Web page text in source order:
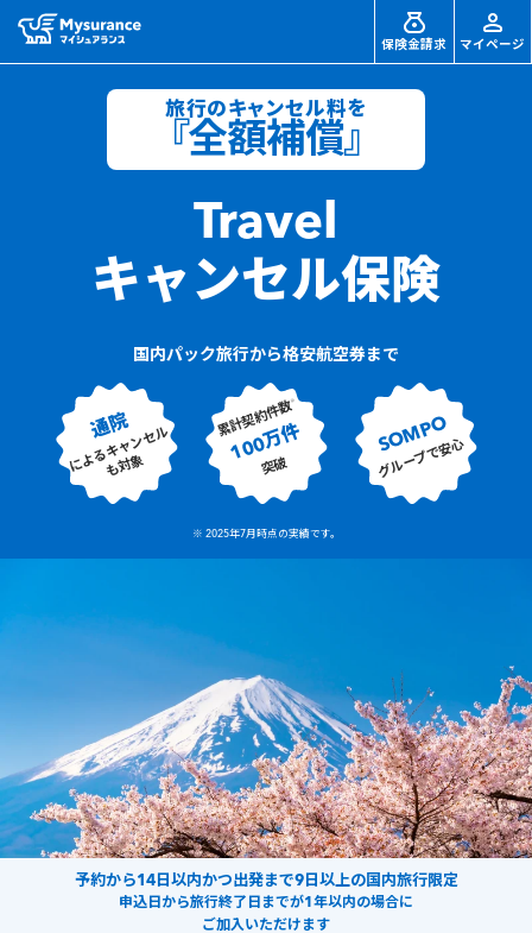
保険金請求 マイページ
旅行のキャンセル料を
『全額補償』
Travel
キャンセル保険
国内パック旅行から格安航空券まで
通院
によるキャンセル
も対象
累計契約件数※
100万件
突破
SOMPO
グループで安心
※ 2025年7月時点の実績です。
予約から14日以内かつ出発まで9日以上の国内旅行限定
申込日から旅行終了日までが1年以内の場合に
ご加入いただけます